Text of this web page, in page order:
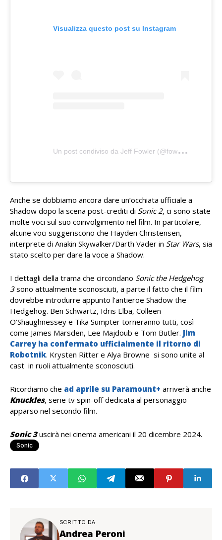
Visualizza questo post su Instagram
U
n post condiviso da Jeff Fowler (@fowltown)
Anche se dobbiamo ancora dare un’occhiata ufficiale a
Shadow dopo la scena post-crediti di Sonic 2, ci sono state
molte voci sul suo coinvolgimento nel film. In particolare,
alcune voci suggeriscono che Hayden Christensen,
interprete di Anakin Skywalker/Darth Vader in Star Wars, sia
stato scelto per dare la voce a Shadow.
I dettagli della trama che circondano Sonic the Hedgehog
3sono attualmente sconosciuti, a parte il fatto che il film
dovrebbe introdurre appunto l’antieroe Shadow the
Hedgehog. Ben Schwartz, Idris Elba, Colleen
O’Shaughnessey e Tika Sumpter torneranno tutti, così
come James Marsden, Lee Majdoub e Tom Butler. Jim
Carrey ha confermato ufficialmente il ritorno di
Robotnik. Krysten Ritter e Alya Browne si sono unite al
cast in ruoli attualmente sconosciuti.
Ricordiamo che ad aprile su Paramount+ arriverà anche
Knuckles, serie tv spin-off dedicata al personaggio
apparso nel secondo film.
Sonic 3 uscirà nei cinema americani il 20 dicembre 2024.
Sonic
SCRITTO DA
Andrea Peroni